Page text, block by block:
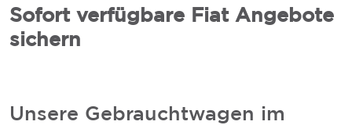
Sofort verfügbare Fiat Angebote
sichern
Unsere Gebrauchtwagen im